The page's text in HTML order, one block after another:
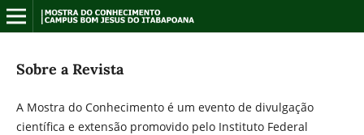
Sobre a Revista
A Mostra do Conhecimento é um evento de divulgação
científica e extensão promovido pelo Instituto Federal